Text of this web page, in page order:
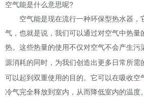
空气能是什么意思呢?
空气能是现在流行一种环保型热水器，
气，也就是说，我们可以通过对空气中热量
热。这些热量的使用不仅对空气不会产生污
源消耗的同时，为我们创造出更多日常所需
可以起到双重使用的目的。它可以在吸收空
冷气完全释放到室内，从而降低室内的温度。